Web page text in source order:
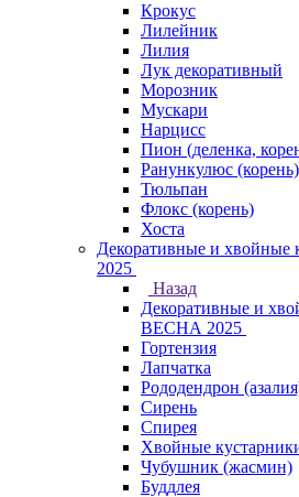
Крокус
Лилейник
Лилия
Лук декоративный
Морозник
Мускари
Нарцисс
Пион (деленка,
Ранункулюс (корень)
Тюльпан
Флокс (корень)
Хоста
Декоративные и
2025
Назад
Декоративные и
ВЕСНА 2025
Гортензия
Лапчатка
Рододендрон
Сирень
Спирея
Хвойные
Чубушник (жасмин)
Буддлея